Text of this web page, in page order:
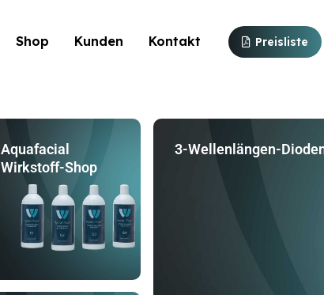
Shop Kunden Kontakt Preisliste
Aquafacial
Wirkstoff-Shop
3-Wellenlängen-
Size